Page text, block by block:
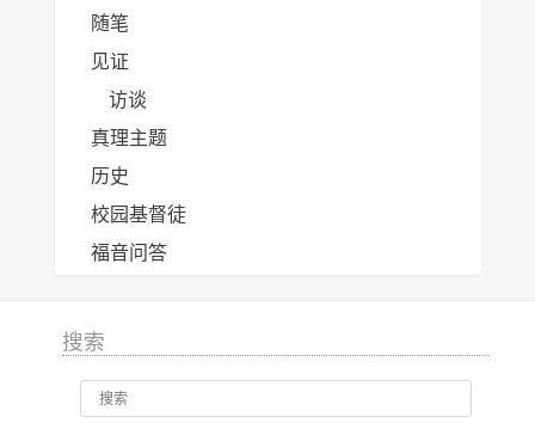
随笔
见证
访谈
真理主题
历史
校园基督徒
福音问答
搜索